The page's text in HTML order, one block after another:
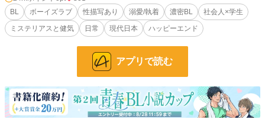
大地の初恋の人や好意を持つ男が現れ、アキの心も揺れていく。
社会人×大学生の、ちょっと遅い青春物語。
小説 228,850 位 / 228,850 件
BL 31,440 位 / 31,440 件
BL
ボーイズラブ 性描写あり 溺愛/執着 濃密BL
社会人×学生
ミステリアスと健気
日常 現代日本 ハッピーエンド
アプリで読む